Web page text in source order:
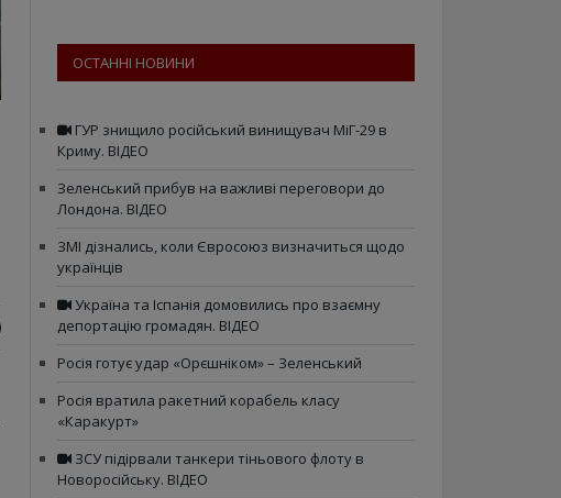
ОСТАННІ НОВИНИ
ГУР знищило російський винищувач МіГ-29 в
Криму. ВІДЕО
Зеленський прибув на важливі переговори до
Лондона. ВІДЕО
ЗМІ дізнались, коли Євросоюз визначиться щодо
українців
Україна та Іспанія домовились про взаємну
депортацію громадян. ВІДЕО
Росія готує удар «Орєшніком» – Зеленський
Росія вратила ракетний корабель класу
«Каракурт»
ЗСУ підірвали танкери тіньового флоту в
Новоросійську. ВІДЕО